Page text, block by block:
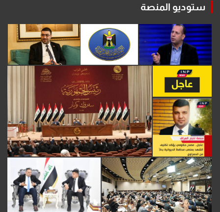
ستوديو المنصة